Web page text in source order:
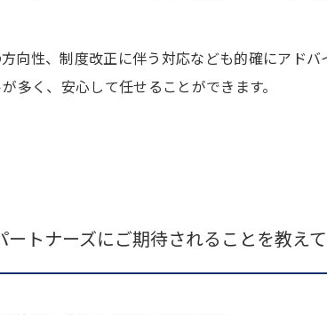
向性、制度改正に伴う対応なども的確にアド
多く、安心して任せることができます。
トナーズにご期待されることを教え